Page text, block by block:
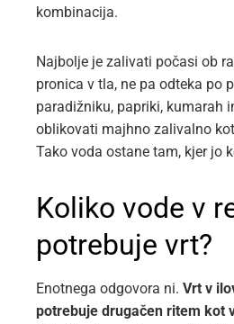
kombinacija.
Najbolje je zalivati počasi ob
pronica v tla, ne pa odteka po
paradižniku, papriki, kumarah
oblikovati majhno zalivalno
Tako voda ostane tam, kjer jo
Koliko vode v
potrebuje vrt?
Enotnega odgovora ni. Vrt v
potrebuje drugačen ritem kot